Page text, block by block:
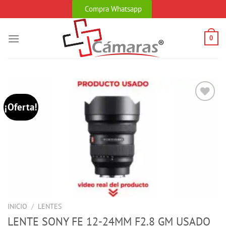
to
Compra Whatsapp
0
¡Oferta!
INICIO / LENTES
LENTE SONY FE 12-24MM F2.8 GM USADO